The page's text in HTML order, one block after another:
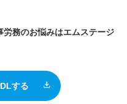
務のお悩みはエムステージ
する